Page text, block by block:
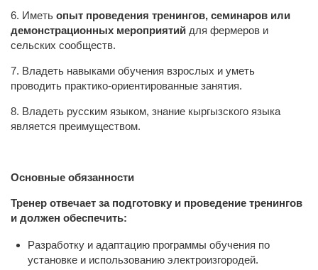
6. Иметь опыт проведения тренингов, семинаров или
демонстрационных мероприятий для фермеров и
сельских сообществ.
7. Владеть навыками обучения взрослых и уметь
проводить практико-ориентированные занятия.
8. Владеть русским языком, знание кыргызского языка
является преимуществом.
Основные обязанности
Тренер отвечает за подготовку и проведение тренингов
и должен обеспечить:
Разработку и адаптацию программы обучения по
установке и использованию электроизгородей.